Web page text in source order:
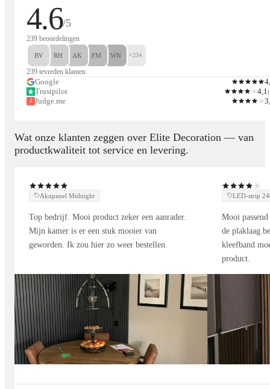
De ST1-serie biedt een innovatief railsysteem met flexibele
configuraties, ideaal voor elk interieurontwerp. Combineer
rechte lijnen of hoeken moeiteloos met connectors om jouw
unieke lichtopstelling te creëren.
Perfect voor wie stijlvolle, energiezuinige en aanpasbare
4.6/5
239 beoordelingen
BV RH AK FM WN +234
239 tevreden klanten
Google
Trustpilot
4,1 (
J Judge.me
Wat onze klanten zeggen over Elite Decoration — van
productkwaliteit tot service en levering.
Akupanel Midnight
Top bedrijf. Mooi product zeker een aanrader.
Mijn kamer is er een stuk mooier van
geworden. Ik zou hier zo weer bestellen.
LED-strip
Mooi
de plaklaag
kleefband
product.